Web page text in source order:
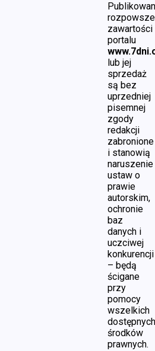
zawartości
portalu
lub jej
sprzedaż
są bez
uprzedniej
pisemnej
zgody
redakcji
zabronione
i stanowią
naruszenie
ustaw o
prawie
autorskim,
ochronie
baz
danych i
uczciwej
konkurencji
– będą
ścigane
przy
pomocy
wszelkich
dostępnych
środków
prawnych.